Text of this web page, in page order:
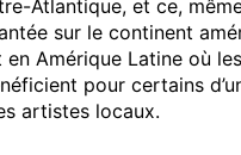
Atlantique, et ce,
sur le continent
en Amérique Latine où
pour certains
artistes locaux.